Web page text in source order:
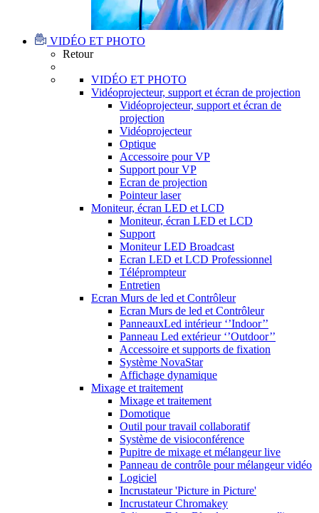
VIDÉO ET PHOTO
Retour
VIDÉO ET PHOTO
Vidéoprojecteur, support et écran de projection
Vidéoprojecteur, support et écran de
projection
Vidéoprojecteur
Optique
Accessoire pour VP
Support pour VP
Ecran de projection
Pointeur laser
Moniteur, écran LED et LCD
Moniteur, écran LED et LCD
Support
Moniteur LED Broadcast
Ecran LED et LCD Professionnel
Téléprompteur
Entretien
Ecran Murs de led et Contrôleur
Ecran Murs de led et Contrôleur
PanneauxLed intérieur ‘’Indoor’’
Panneau Led extérieur ‘’Outdoor’’
Accessoire et supports de fixation
Système NovaStar
Affichage dynamique
Mixage et traitement
Mixage et traitement
Domotique
Outil pour travail collaboratif
Système de visioconférence
Pupitre de mixage et mélangeur live
Panneau de contrôle pour mélangeur vidéo
Logiciel
Incrustateur 'Picture in Picture'
Incrustateur Chromakey